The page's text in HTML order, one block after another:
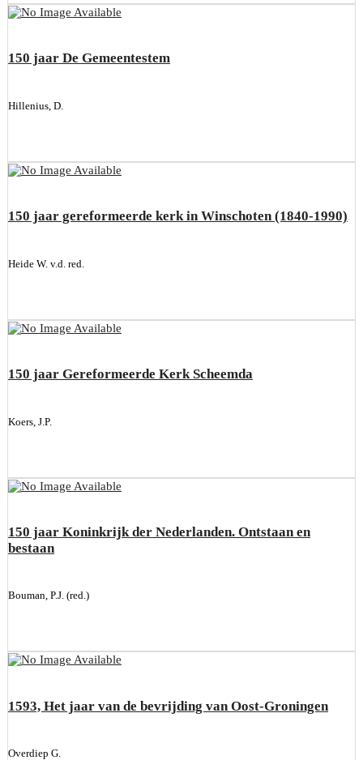
150 jaar De Gemeentestem
Hillenius, D.
150 jaar gereformeerde kerk in Winschoten (1840-1990)
Heide W. v.d. red.
150 jaar Gereformeerde Kerk Scheemda
Koers, J.P.
150 jaar Koninkrijk der Nederlanden. Ontstaan en
bestaan
Bouman, P.J. (red.)
1593, Het jaar van de bevrijding van Oost-Groningen
Overdiep G.